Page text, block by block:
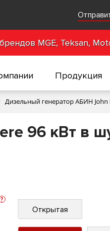
MGE, Teksan,
Продукция
Дизельный генератор АБИН
96 кВт в
?
Открытая